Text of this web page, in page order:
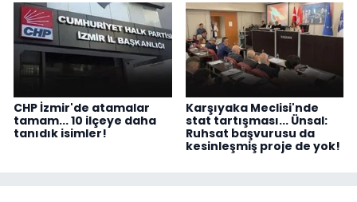
CHP İzmir'de atamalar
tamam... 10 ilçeye daha
tanıdık isimler!
Karşıyaka Meclisi'nde
stat tartışması... Ünsal:
Ruhsat başvurusu da
kesinleşmiş proje de yok!